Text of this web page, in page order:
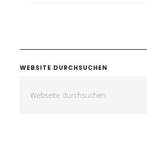
WEBSITE DURCHSUCHEN